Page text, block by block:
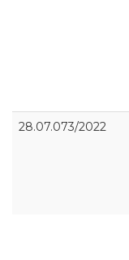
28.07.073/2022